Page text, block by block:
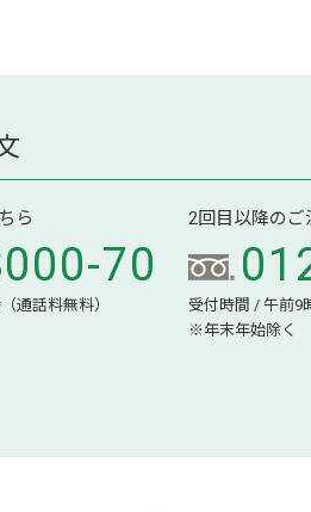
ら
70
通話料無料）
2回目以降のご
受付時間 / 午前9
※年末年始除く